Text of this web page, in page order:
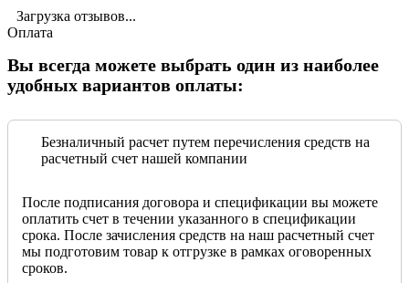
Загрузка отзывов...
Оплата
Вы всегда можете выбрать один из наиболее
удобных вариантов оплаты:
Безналичный расчет путем перечисления средств на
расчетный счет нашей компании
После подписания договора и спецификации вы можете
оплатить счет в течении указанного в спецификации
срока. После зачисления средств на наш расчетный счет
мы подготовим товар к отгрузке в рамках оговоренных
сроков.